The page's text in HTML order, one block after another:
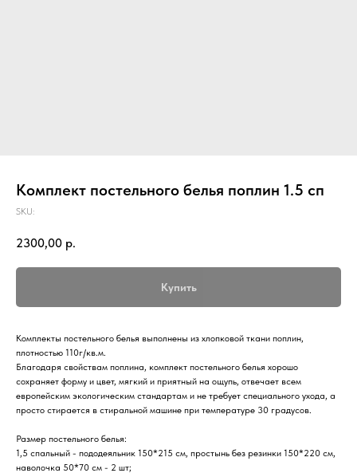
Комплект постельного белья поплин 1.5 сп
SKU:
2300,00 р.
Купить
Комплекты постельного белья выполнены из хлопковой ткани поплин,
плотностью 110г/кв.м.
Благодаря свойствам поплина, комплект постельного белья хорошо
сохраняет форму и цвет, мягкий и приятный на ощупь, отвечает всем
европейским экологическим стандартам и не требует специального ухода, а
просто стирается в стиральной машине при температуре 30 градусов.
Размер постельного белья:
1,5 спальный - пододеяльник 150*215 см, простынь без резинки 150*220 см,
наволочка 50*70 см - 2 шт;